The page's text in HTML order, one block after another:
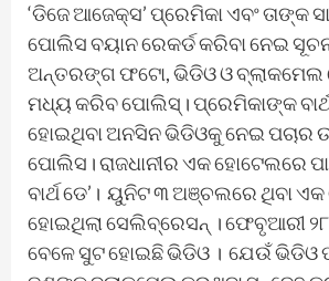
‘ଡିଜେ ଆଜେକ୍ସ’ ପ୍ରେମିକା ଏବଂ ତାଙ୍କ
ପୋଲିସ ବୟାନ ରେକର୍ଡ କରିବା ନେଇ
ଅନ୍ତରଙ୍ଗ ଫଟୋ, ଭିଡିଓ ଓ ବ୍ଲାକମେଲ
ମଧ୍ୟ କରିବ ପୋଲିସ୍। ପ୍ରେମିକାଙ୍କ
ହୋଇଥିବା ଅନସିନ ଭିଡିଓକୁ ନେଇ ପଚାର
ପୋଲିସ। ରାଜଧାନୀର ଏକ ହୋଟେଲରେ
ବାର୍ଥ ଡେ’। ୟୁନିଟ ୩ ଅଞ୍ଚଲରେ ଥିବା
ହୋଇଥିଲା ସେଲିବ୍ରେସନ୍ । ଫେବୃଆରୀ
ବେଳେ ସୁଟ ହୋଇଛି ଭିଡିଓ । ଯେଉଁ ଭିଡିଓ